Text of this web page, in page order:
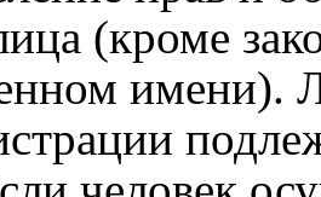
(кроме
имени).